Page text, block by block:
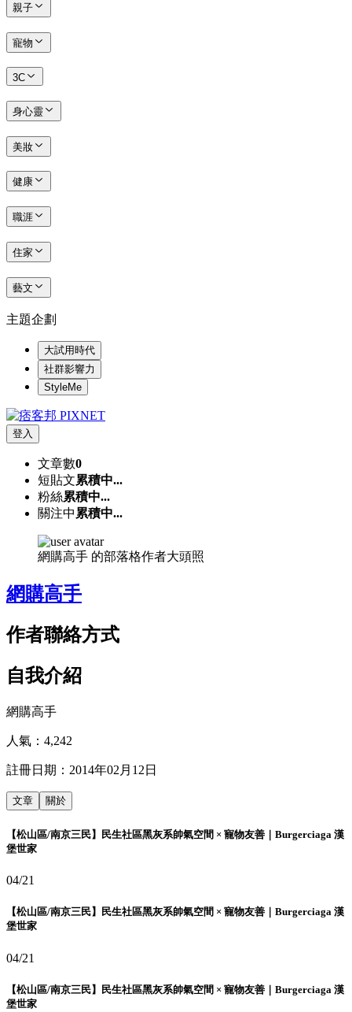
親子
寵物
3C
身心靈
美妝
健康
職涯
住家
藝文
主題企劃
大試用時代
社群影響力
StyleMe
登入
文章數0
短貼文累積中...
粉絲累積中...
關注中 累積中...
網購高手 的部落格作者大頭照
網購高手
作者聯絡方式
自我介紹
網購高手
人氣： 4,242
註冊日期： 2014年02月12日
文章 關於
【松山區/南京三民】民生社區黑灰系帥氣空間 × 寵物友善｜Burgerciaga 漢
堡世家
04/21
【松山區/南京三民】民生社區黑灰系帥氣空間 × 寵物友善｜Burgerciaga 漢
堡世家
04/21
【松山區/南京三民】民生社區黑灰系帥氣空間 × 寵物友善｜Burgerciaga 漢
堡世家